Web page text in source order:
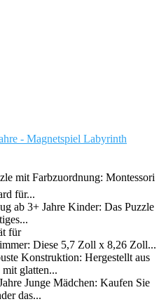
- Magnetspiel Labyrinth
mit Farbzuordnung: Montessori
für...
ab 3+ Jahre Kinder: Das Puzzle
für
Diese 5,7 Zoll x 8,26 Zoll...
Konstruktion: Hergestellt aus
glatten...
Junge Mädchen: Kaufen Sie
das...